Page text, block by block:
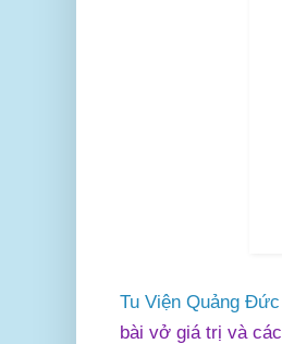
Tu Viện Quảng Đức
bài vở giá trị và